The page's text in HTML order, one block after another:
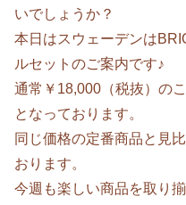
いでしょうか？
本日はスウェーデンは
ルセットのご案内です♪
通常￥18,000（税抜）の
となっております。
同じ価格の定番商品と見
おります。
今週も楽しい商品を取り